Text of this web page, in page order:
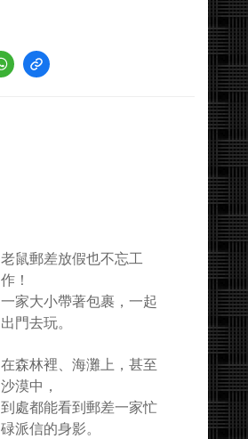
老鼠郵差放假也不忘工
作！
一家大小帶著包裹，一起
出門去玩。
在森林裡、海灘上，甚至
沙漠中，
到處都能看到郵差一家忙
碌派信的身影。